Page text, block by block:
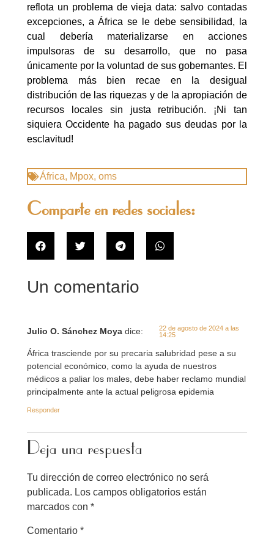
reflota un problema de vieja data: salvo contadas
excepciones, a África se le debe sensibilidad, la
cual debería materializarse en acciones
impulsoras de su desarrollo, que no pasa
únicamente por la voluntad de sus gobernantes. El
problema más bien recae en la desigual
distribución de las riquezas y de la apropiación de
recursos locales sin justa retribución. ¡Ni tan
siquiera Occidente ha pagado sus deudas por la
esclavitud!
África, Mpox, oms
Comparte en redes sociales:
Un comentario
Julio O. Sánchez Moya dice:
22 de agosto de 2024 a las
14:25
África trasciende por su precaria salubridad pese a su
potencial económico, como la ayuda de nuestros
médicos a paliar los males, debe haber reclamo mundial
principalmente ante la actual peligrosa epidemia
Responder
Deja una respuesta
Tu dirección de correo electrónico no será
publicada. Los campos obligatorios están
marcados con *
Comentario *